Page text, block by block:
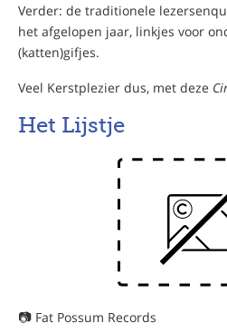
Verder: de traditionele
het afgelopen jaar, linkjes voor
(katten)gifjes.
Veel Kerstplezier dus, met deze
Het Lijstje
📷 Fat Possum Records